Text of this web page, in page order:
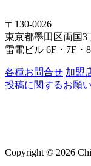
〒130-0026
東京都墨田区両国3
雷電ビル 6F・7F・
各種お問合せ 加盟
投稿に関するお願い
Copyright © 2026